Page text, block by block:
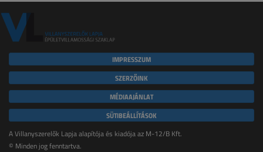
IMPRESSZUM
SZERZŐINK
MÉDIAAJÁNLAT
SÜTIBEÁLLÍTÁSOK
A Villanyszerelők Lapja alapítója és kiadója az M-12/B Kft.
© Minden jog fenntartva.